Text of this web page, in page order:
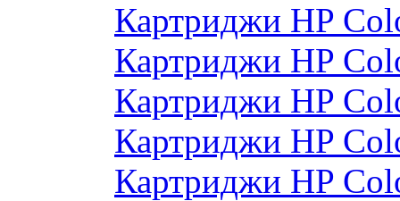
Картриджи HP
Картриджи HP
Картриджи HP
Картриджи HP
Картриджи HP